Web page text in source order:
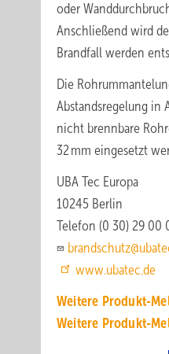
oder
Anschließend wird
Brandfall werden
Die
Abstandsregelung in
nicht brennbare
32 mm eingesetzt
UBA Tec Europa
10245 Berlin
Telefon (0 30) 29 00
www.ubatec.de
Weitere Produkt-
Weitere Produkt-